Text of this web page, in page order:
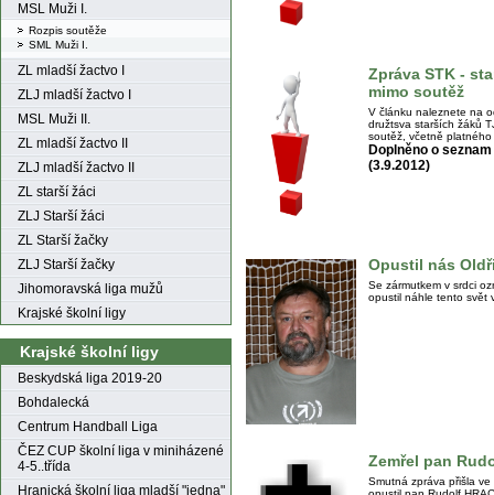
MSL Muži I.
Rozpis soutěže
SML Muži I.
ZL mladší žactvo I
ZLJ mladší žactvo I
MSL Muži II.
ZL mladší žactvo II
ZLJ mladší žactvo II
ZL starší žáci
ZLJ Starší žáci
ZL Starší žačky
ZLJ Starší žačky
Jihomoravská liga mužů
Krajské školní ligy
Krajské školní ligy
Beskydská liga 2019-20
Bohdalecká
Centrum Handball Liga
ČEZ CUP školní liga v miniházené
4-5..třída
Hranická školní liga mladší "jedna"
Zpráva STK -
mimo soutěž
V článku naleznete na
družtsva starších žáků
soutěž, včetně
Doplněno o
(3.9.2012)
Opustil nás
Se zármutkem v srdci
opustil náhle tento svět
Zemřel pan
Smutná zpráva přišla